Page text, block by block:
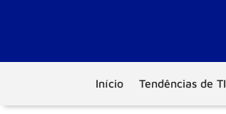
Início Tendências de TI